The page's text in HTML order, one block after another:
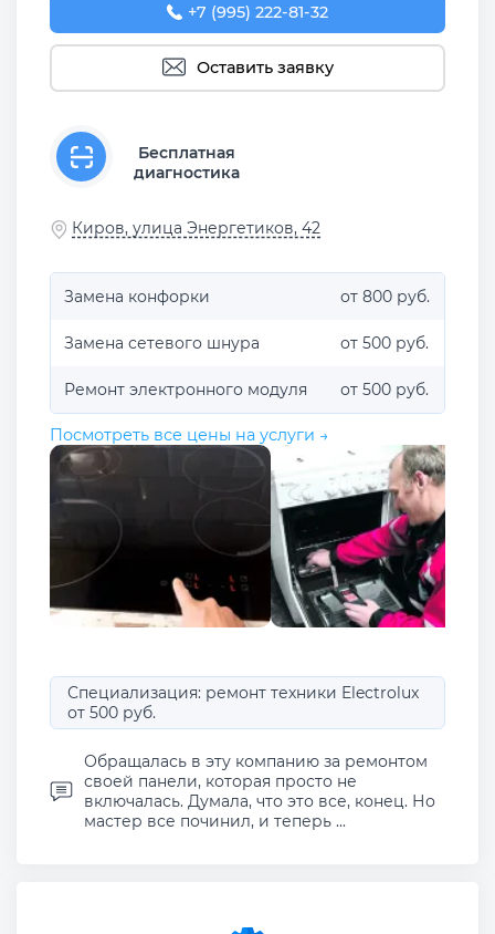
+7 (995) 222-81-32
Оставить заявку
Бесплатная
диагностика
Киров, улица Энергетиков, 42
Замена конфорки от 800 руб.
Замена сетевого шнура от 500 руб.
Ремонт электронного модуля от 500 руб.
Посмотреть все цены на услуги →
Специализация: ремонт техники Electrolux
от 500 руб.
Обращалась в эту компанию за ремонтом
своей панели, которая просто не
включалась. Думала, что это все, конец. Но
мастер все починил, и теперь ...